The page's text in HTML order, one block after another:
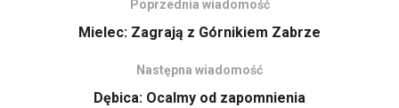
Poprzednia wiadomość
Mielec: Zagrają z Górnikiem Zabrze
Następna wiadomość
Dębica: Ocalmy od zapomnienia